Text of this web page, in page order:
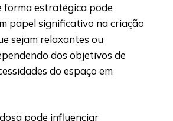
forma estratégica pode
papel significativo na criação
sejam relaxantes ou
dos objetivos de
do espaço em
pode influenciar